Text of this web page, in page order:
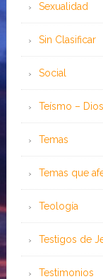
Sexualidad
Sin Clasificar
Social
Teísmo – Dios
Temas
Temas que
Teología
Testigos de
Testimonios